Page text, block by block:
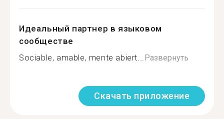
Идеальный партнер в языковом
сообществе
Sociable, amable, mente abiert...Развернуть
Скачать приложение